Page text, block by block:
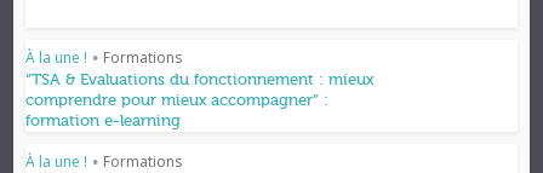
À la une ! • Formations
“TSA & Evaluations du fonctionnement : mieux
comprendre pour mieux accompagner” :
formation e-learning
À la une ! • Formations